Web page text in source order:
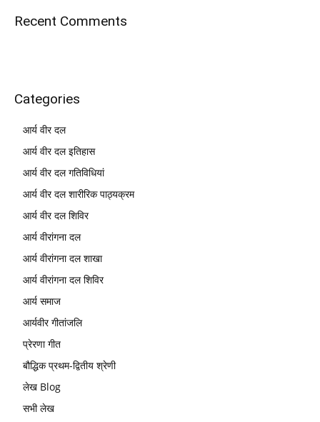
Recent Comments
Categories
आर्य वीर दल
आर्य वीर दल इतिहास
आर्य वीर दल गतिविधियां
आर्य वीर दल शारीरिक पाठ्यक्रम
आर्य वीर दल शिविर
आर्य वीरांगना दल
आर्य वीरांगना दल शाखा
आर्य वीरांगना दल शिविर
आर्य समाज
आर्यवीर गीतांजलि
प्रेरणा गीत
बौद्धिक प्रथम-द्वितीय श्रेणी
लेख Blog
सभी लेख